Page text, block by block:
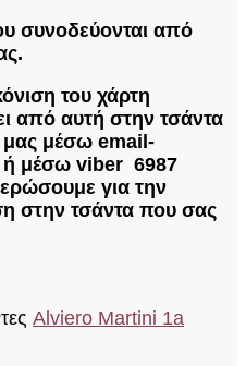
συνοδεύονται από
του χάρτη
από αυτή στην τσάντα
μας μέσω email-
μέσω viber 6987
για την
στην τσάντα που σας
Alviero Martini 1a